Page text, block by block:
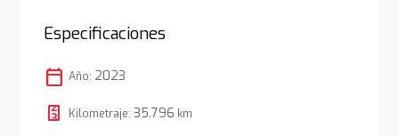
Especificaciones
calendar_today Año: 2023
Kilometraje: 35.796 km